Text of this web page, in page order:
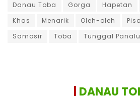
Danau Toba
Gorga Hapetan
Khas
Menarik Oleh-oleh
Samosir
Toba Tunggal
DANAU